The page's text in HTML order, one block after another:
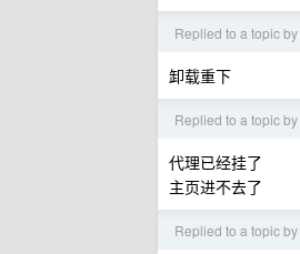
Replied to a topic by
卸载重下
Replied to a topic by
代理已经挂了
主页进不去了
Replied to a topic by